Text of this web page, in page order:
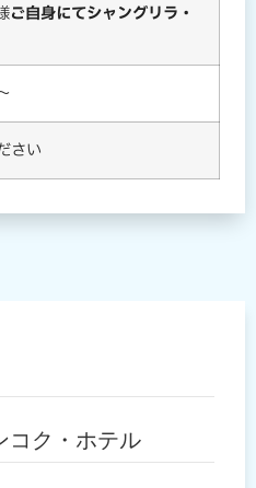
ご自身にてシャングリラ・
さい
コク・ホテル